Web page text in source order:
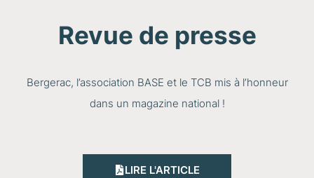
Revue de presse
Bergerac, l’association BASE et le TCB mis à l’honneur
dans un magazine national !
LIRE L'ARTICLE